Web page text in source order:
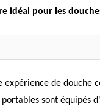
idéal pour les
de
sont